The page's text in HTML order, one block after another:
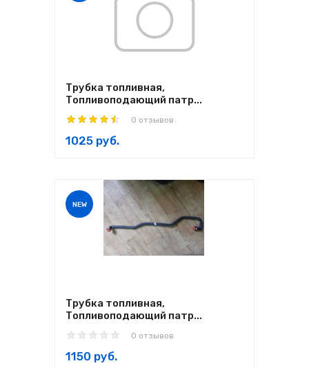
Трубка топливная,
Топливоподающий патр...
0 отзывов
1025 руб.
NEW
Трубка топливная,
Топливоподающий патр...
0 отзывов
1150 руб.